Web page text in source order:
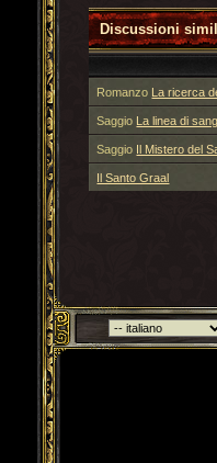
Discussioni
Romanzo La ricerca
Saggio La linea di
Saggio Il Mistero del
Il Santo Graal